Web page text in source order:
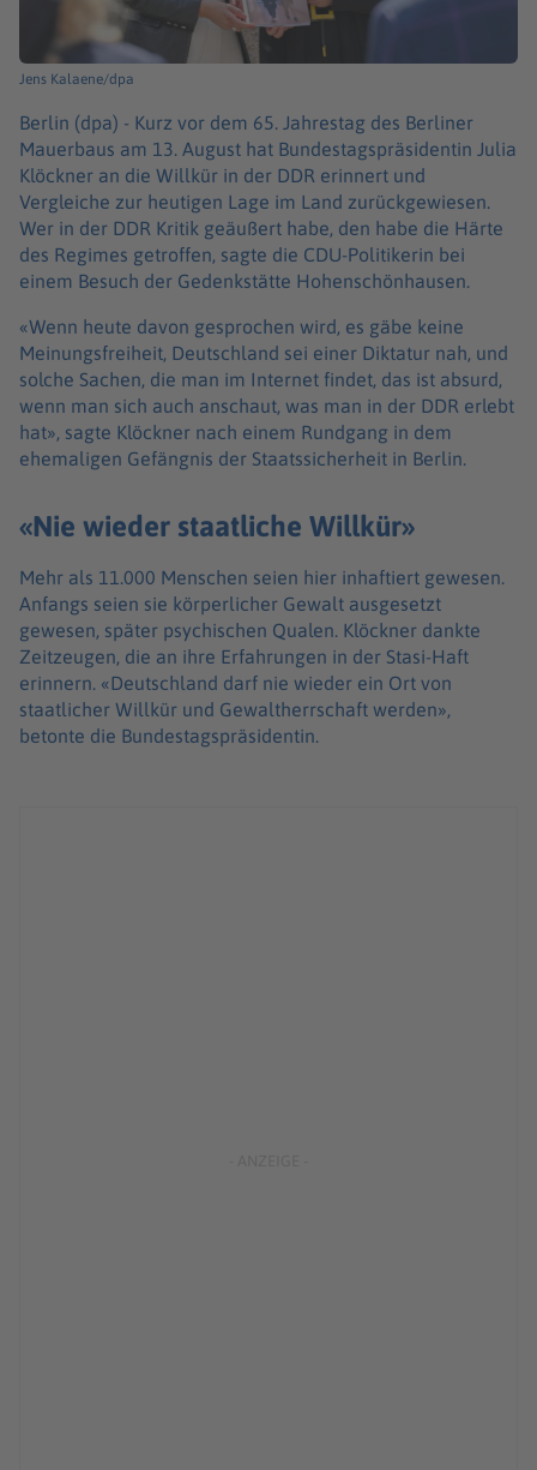
Jens Kalaene/dpa
Berlin (dpa) - Kurz vor dem 65. Jahrestag des Berliner
Mauerbaus am 13. August hat Bundestagspräsidentin Julia
Klöckner an die Willkür in der DDR erinnert und
Vergleiche zur heutigen Lage im Land zurückgewiesen.
Wer in der DDR Kritik geäußert habe, den habe die Härte
des Regimes getroffen, sagte die CDU-Politikerin bei
einem Besuch der Gedenkstätte Hohenschönhausen.
«Wenn heute davon gesprochen wird, es gäbe keine
Meinungsfreiheit, Deutschland sei einer Diktatur nah, und
solche Sachen, die man im Internet findet, das ist absurd,
wenn man sich auch anschaut, was man in der DDR erlebt
hat», sagte Klöckner nach einem Rundgang in dem
ehemaligen Gefängnis der Staatssicherheit in Berlin.
«Nie wieder staatliche Willkür»
Mehr als 11.000 Menschen seien hier inhaftiert gewesen.
Anfangs seien sie körperlicher Gewalt ausgesetzt
gewesen, später psychischen Qualen. Klöckner dankte
Zeitzeugen, die an ihre Erfahrungen in der Stasi-Haft
erinnern. «Deutschland darf nie wieder ein Ort von
staatlicher Willkür und Gewaltherrschaft werden»,
betonte die Bundestagspräsidentin.